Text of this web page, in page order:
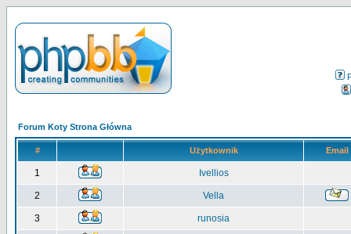
Forum Koty Strona Główna
# Użytkownik Email
1 Ivellios
2 Vella
3 runosia